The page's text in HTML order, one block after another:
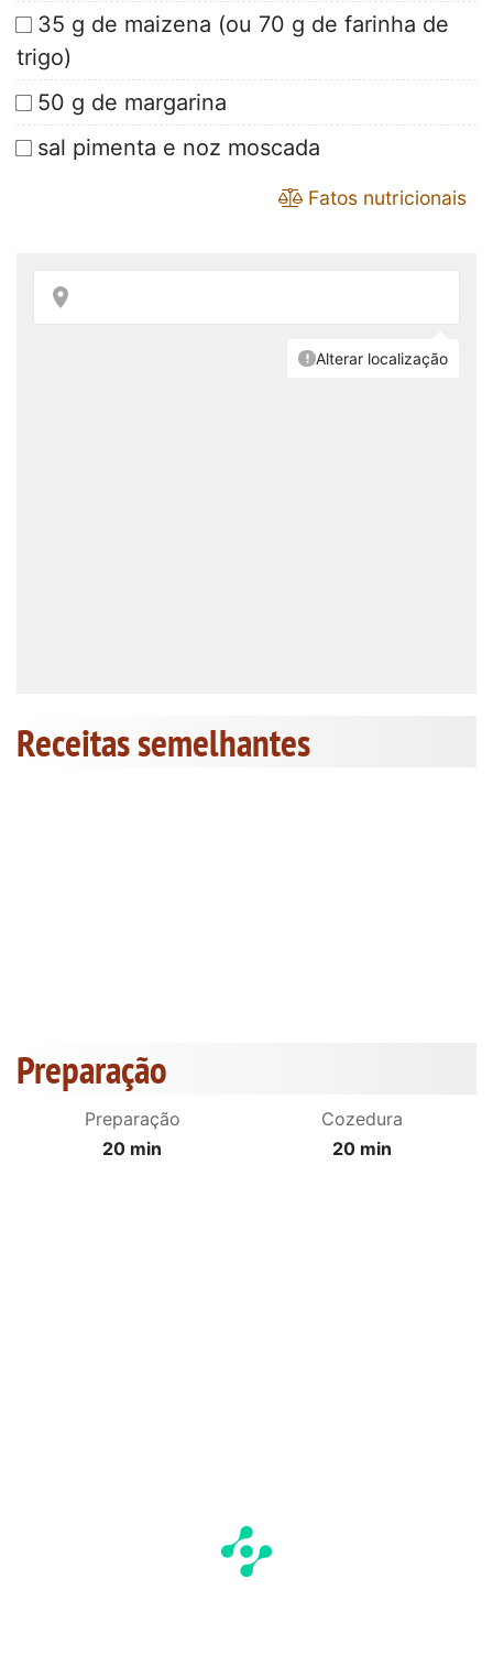
35 g de maizena (ou 70 g de farinha de
trigo)
50 g de margarina
sal pimenta e noz moscada
Fatos nutricionais
Receitas semelhantes
Preparação
Preparação
20 min
Cozedura
20 min